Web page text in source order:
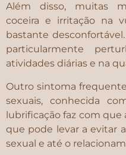
Além disso, muitas
coceira e irritação na
bastante
particularmente
atividades diárias e na
Outro sintoma
sexuais, conhecida
lubrificação faz com que
que pode levar a evitar
sexual e até o